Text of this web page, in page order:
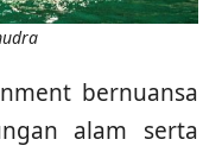
bernuansa
alam serta